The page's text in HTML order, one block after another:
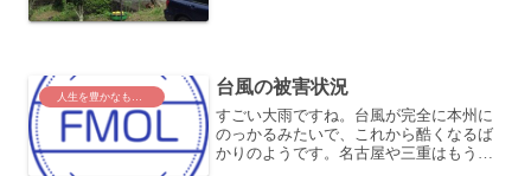
台風の被害状況
すごい大雨ですね。台風が完全に本州に
のっかるみたいで、これから酷くなるば
かりのようです。名古屋や三重はもう大